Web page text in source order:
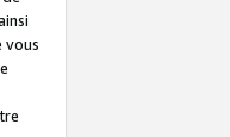
vous